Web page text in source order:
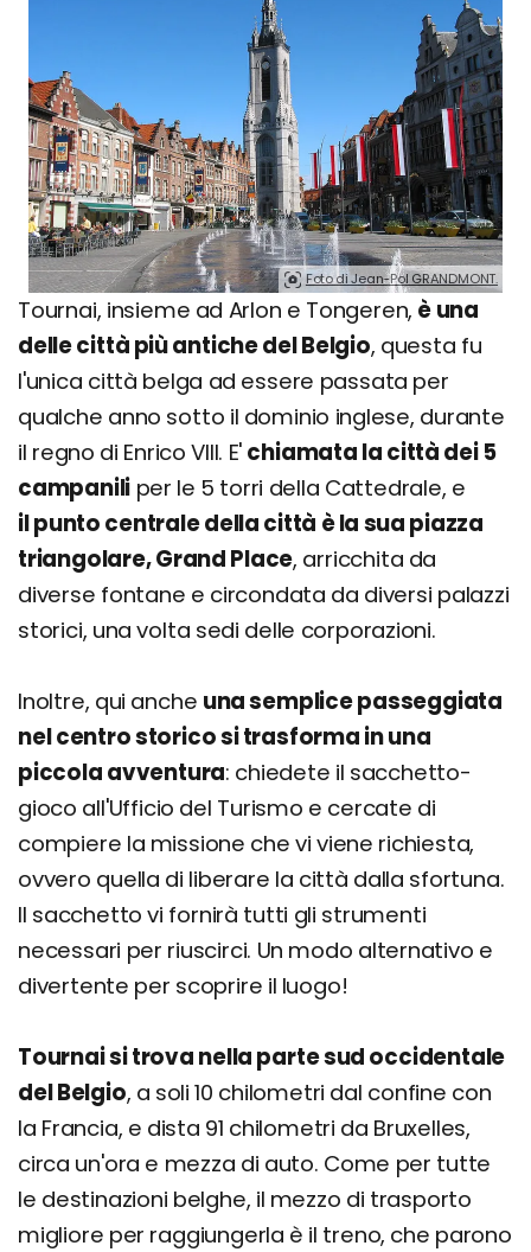
Foto di Jean-Pol GRANDMONT.
Tournai, insieme ad Arlon e Tongeren, è una
delle città più antiche del Belgio, questa fu
l'unica città belga ad essere passata per
qualche anno sotto il dominio inglese, durante
il regno di Enrico VIII. E' chiamata la città dei 5
campanili per le 5 torri della Cattedrale, e
il punto centrale della città è la sua piazza
triangolare, Grand Place, arricchita da
diverse fontane e circondata da diversi palazzi
storici, una volta sedi delle corporazioni.
Inoltre, qui anche una semplice passeggiata
nel centro storico si trasforma in una
piccola avventura: chiedete il sacchetto-
gioco all'Ufficio del Turismo e cercate di
compiere la missione che vi viene richiesta,
ovvero quella di liberare la città dalla sfortuna.
Il sacchetto vi fornirà tutti gli strumenti
necessari per riuscirci. Un modo alternativo e
divertente per scoprire il luogo!
Tournai si trova nella parte sud occidentale
del Belgio, a soli 10 chilometri dal confine con
la Francia, e dista 91 chilometri da Bruxelles,
circa un'ora e mezza di auto. Come per tutte
le destinazioni belghe, il mezzo di trasporto
migliore per raggiungerla è il treno, che parono